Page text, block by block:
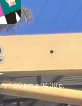
y 1:00 pm a 04:30 p.